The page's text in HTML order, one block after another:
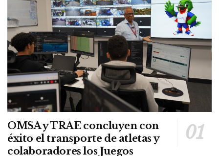
OMSA y TRAE concluyen con
éxito el transporte de atletas y
colaboradores los Juegos